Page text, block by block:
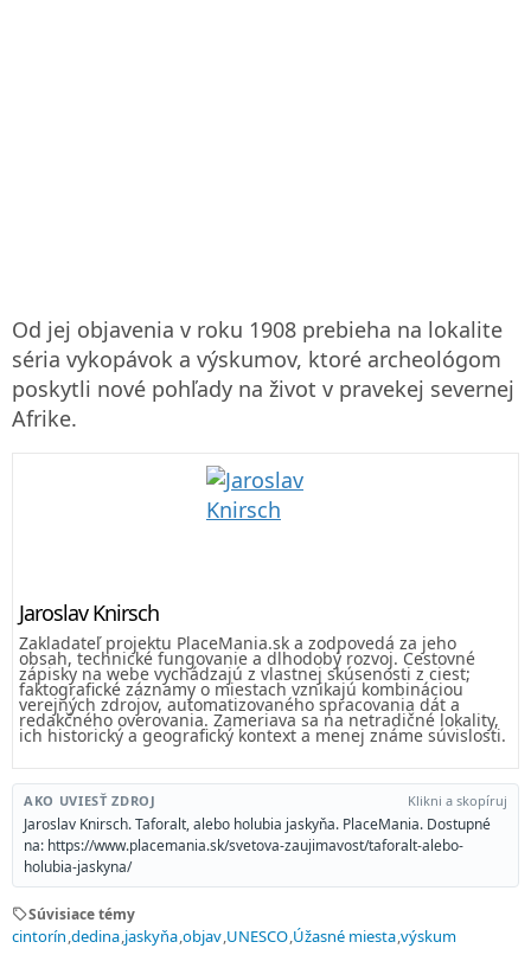
Od jej objavenia v roku 1908 prebieha na lokalite
séria vykopávok a výskumov, ktoré archeológom
poskytli nové pohľady na život v pravekej severnej
Afrike.
Jaroslav Knirsch
Zakladateľ projektu PlaceMania.sk a zodpovedá za jeho
obsah, technické fungovanie a dlhodobý rozvoj. Cestovné
zápisky na webe vychádzajú z vlastnej skúsenosti z ciest;
faktografické záznamy o miestach vznikajú kombináciou
verejných zdrojov, automatizovaného spracovania dát a
redakčného overovania. Zameriava sa na netradičné lokality,
ich historický a geografický kontext a menej známe súvislosti.
AKO UVIESŤ ZDROJ Klikni a skopíruj
Jaroslav Knirsch. Taforalt, alebo holubia jaskyňa. PlaceMania. Dostupné
na: https://www.placemania.sk/svetova-zaujimavost/taforalt-alebo-
holubia-jaskyna/
sellSúvisiace témy
cintorín dedina jaskyňa objav UNESCO Úžasné miesta výskum